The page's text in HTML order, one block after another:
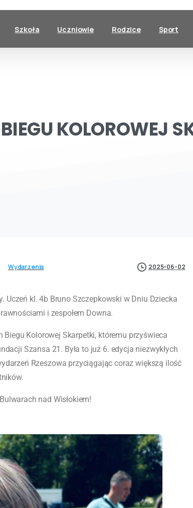
Szkoła Uczniowie Rodzice Sport
BIEGUKOLOROWEJ
Wydarzenia 2025-06-02
Uczeń kl. 4b Bruno Szczepkowski w Dniu Dziecka
i zespołem Downa.
Biegu Kolorowej Skarpetki, któremu przyświeca
Szansa 21. Była to już 6. edycja niezwykłych
Rzeszowa przyciągając coraz większą ilość
nad Wisłokiem!